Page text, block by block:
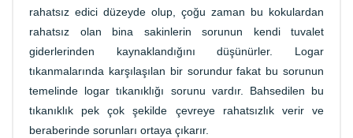
rahatsız edici düzeyde olup, çoğu zaman bu kokulardan
rahatsız olan bina sakinlerin sorunun kendi tuvalet
giderlerinden kaynaklandığını düşünürler. Logar
tıkanmalarında karşılaşılan bir sorundur fakat bu sorunun
temelinde logar tıkanıklığı sorunu vardır. Bahsedilen bu
tıkanıklık pek çok şekilde çevreye rahatsızlık verir ve
beraberinde sorunları ortaya çıkarır.